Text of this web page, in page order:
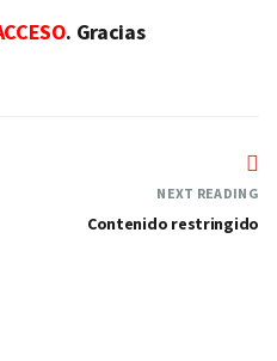
. Gracias
NEXT READING
Contenido restringido